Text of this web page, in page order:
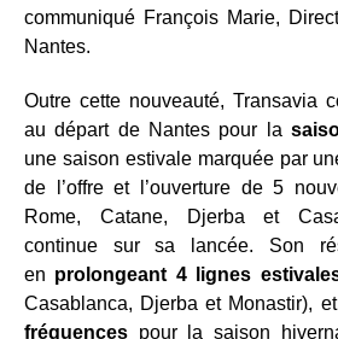
communiqué François Marie,
Nantes.
Outre cette nouveauté, Transavia
au départ de Nantes pour la
une saison estivale marquée par
de l’offre et l’ouverture de 5
Rome, Catane, Djerba et
continue sur sa lancée. Son
en prolongeant 4 lignes
Casablanca, Djerba et Monastir),
fréquences pour la saison